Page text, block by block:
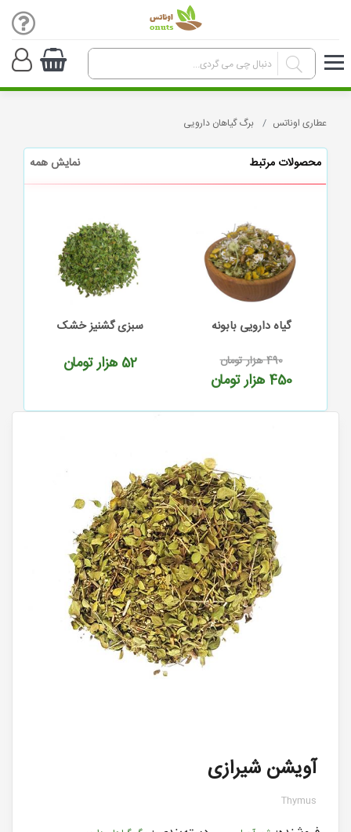
عطاری اوناتس برگ گیاهان دارویی
محصولات مرتبط نمایش همه
سبزی گشنیز خشک
52هزار تومان
برگ به لیمو خشک
356هزار تومان
آویشن شیرازی
Thymus